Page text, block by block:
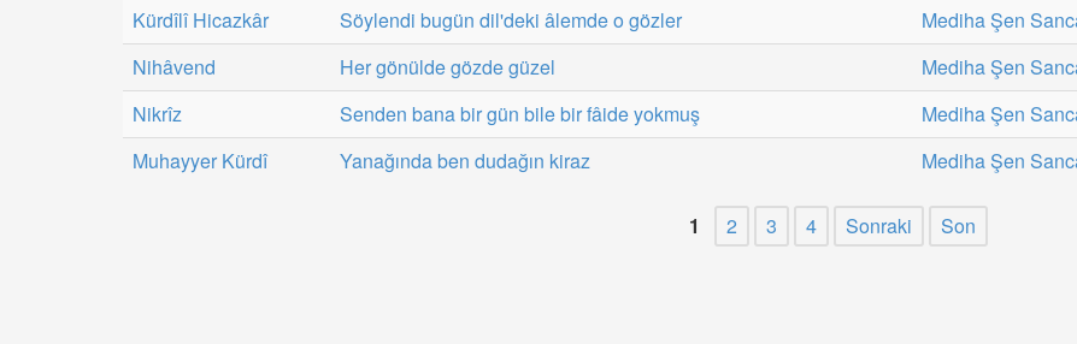
Kürdîlî Hicazkâr
Söylendi bugün dil'deki âlemde o gözler Mediha Şen
Nihâvend
Her gönülde gözde güzel Mediha Şen
Nikrîz
Senden bana bir gün bile bir fâide yokmuş Mediha Şen
Muhayyer Kürdî
Yanağında ben dudağın kiraz Mediha Şen
1 2 3 4 Sonraki Son